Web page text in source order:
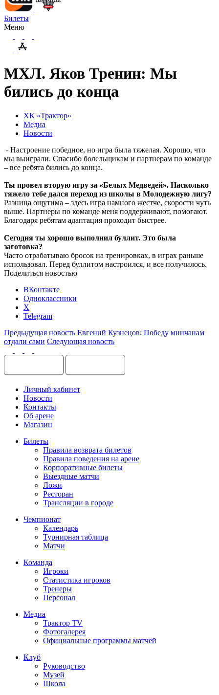
Билеты
Меню
МХЛ. Яков Тренин: Мы
бились до конца
ХК «Трактор»
Медиа
Новости
- Настроение победное, но игра была тяжелая. Хорошо, что
мы выиграли. Спасибо болельщикам и партнерам по команде
– все ребята бились до конца.
Ты провел вторую игру за «Белых Медведей». Насколько
тяжело тебе дался переход из школы в Молодежную лигу?
Разница ощутима – здесь игра намного жестче, скорости чуть
выше. Партнеры по команде меня поддерживают, помогают.
Благодаря ребятам адаптация проходит быстрее.
Сегодня ты хорошо выполнил буллит. Это была
заготовка?
Часто отрабатываю бросок на тренировках, в играх раньше
использовал. Перед буллитом настроился, и все получилось.
Поделиться новостью
ВКонтакте
Одноклассники
X
Telegram
Предыдущая новость Евгений Кузнецов: Победу минчанам
отдали сами Следующая новость
Личный кабинет
Новости
Контакты
Об арене
Магазин
Билеты
Правила возврата билетов
Правила поведения на арене
Корпоративные билеты
Выездные матчи
Ложи
Ресторан
Трансляции в городе
Чемпионат
Календарь
Турнирная таблица
Матчи
Команда
Игроки
Статистика игроков
Тренеры
Персонал
Медиа
Трактор TV
Фотогалерея
Официальные программы матчей
Клуб
Руководство
Музей
Школа